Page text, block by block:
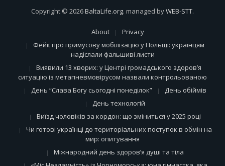
Copyright © 2026BaltaLife.org. managed byWEB-STT.
About
Privacy
Фейк про примусову мобілізацію у Польщі: українцям
надіслали фальшиві листи
Виявили 13 хворих: у Центрі громадського здоров’я
ситуацію із метапневмовірусом назвали контрольованою
День “Слава Богу сьогодні понеділок”
День обіймів
День технологій
Виїзд чоловіків за кордон: що зміниться у 2025 році
Чи готові українці до територіальних поступок в обмін на
мир: опитування
Міжнародний день здоров’я душі та тіла